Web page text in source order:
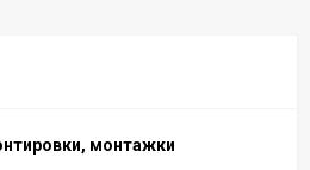
монтажки